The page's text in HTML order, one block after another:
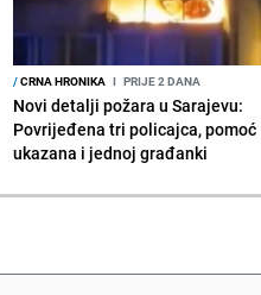
/CRNA HRONIKA I PRIJE 2 DANA
Novi detalji požara u Sarajevu:
Povrijeđena tri policajca, pomoć
ukazana i jednoj građanki